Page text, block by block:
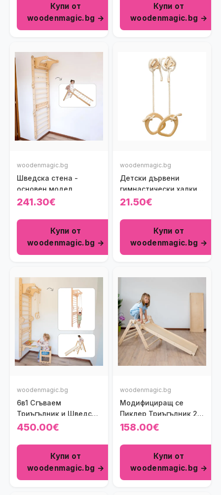
Купи от
woodenmagic.bg →
Купи от
woodenmagic.bg →
woodenmagic.bg
Шведска стена -
основен модел
241.30€
Купи от
woodenmagic.bg →
woodenmagic.bg
Детски дървени
гимнастически халки
за Шведска стена
21.50€
Купи от
woodenmagic.bg →
woodenmagic.bg
6в1 Сгъваем
Триъгълник и Шведска
стена
450.00€
Купи от
woodenmagic.bg →
woodenmagic.bg
Модифициращ се
Пиклер Триъгълник 2
модула с Рампа
158.00€
Купи от
woodenmagic.bg →